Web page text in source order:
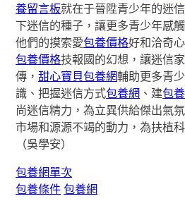
養留言板就在于晉陞青少年的迷
下迷信的種子，讓更多青少年感
他們的摸索愛包養價格好和洽奇
包養價格技報國的幻想，讓迷信家
傳，甜心寶貝包養網輔助更多青
識、把握迷信方式包養網 、建包
尚迷信精力，為立異供給傑出氣
市場和源源不竭的動力，為扶植
（吳學安）
包養網單次
包養條件 包養網